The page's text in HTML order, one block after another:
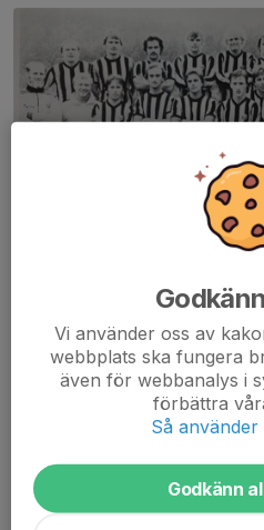
Vi använder oss av
webbplats ska fungera
även för webbanalys i
förbättra
Så använder
Godkänn